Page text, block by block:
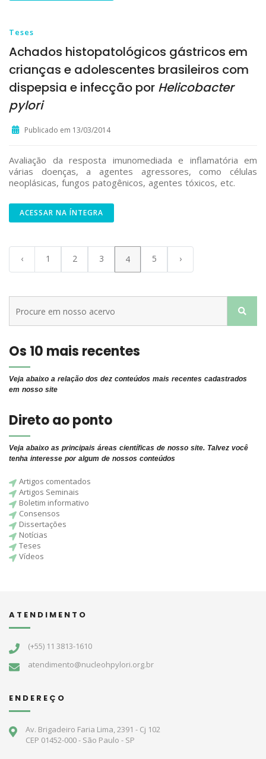
Teses
Achados histopatológicos gástricos em
crianças e adolescentes brasileiros com
dispepsia e infecção por Helicobacter
pylori
Publicado em 13/03/2014
Avaliação da resposta imunomediada e inflamatória em
várias doenças, a agentes agressores, como células
neoplásicas, fungos patogênicos, agentes tóxicos, etc.
ACESSAR NA ÍNTEGRA
‹ 1 2 3 4 5 ›
Os 10 mais recentes
Veja abaixo a relação dos dez conteúdos mais recentes cadastrados
em nosso site
Direto ao ponto
Veja abaixo as principais áreas científicas de nosso site. Talvez você
tenha interesse por algum de nossos conteúdos
Artigos comentados
Artigos Seminais
Boletim informativo
Consensos
Dissertações
Notícias
Teses
Vídeos
ATENDIMENTO
(+55) 11 3813-1610
atendimento@nucleohpylori.org.br
ENDEREÇO
Av. Brigadeiro Faria Lima, 2391 - Cj 102
CEP 01452-000 - São Paulo - SP